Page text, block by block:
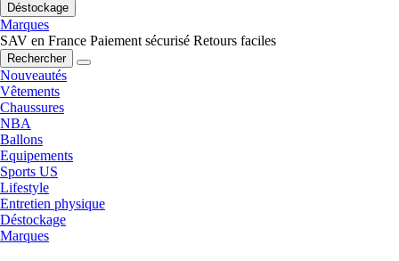
Déstockage
Marques
SAV en France Paiement sécurisé Retours faciles
Rechercher
Nouveautés
Vêtements
Chaussures
NBA
Ballons
Equipements
Sports US
Lifestyle
Entretien physique
Déstockage
Marques